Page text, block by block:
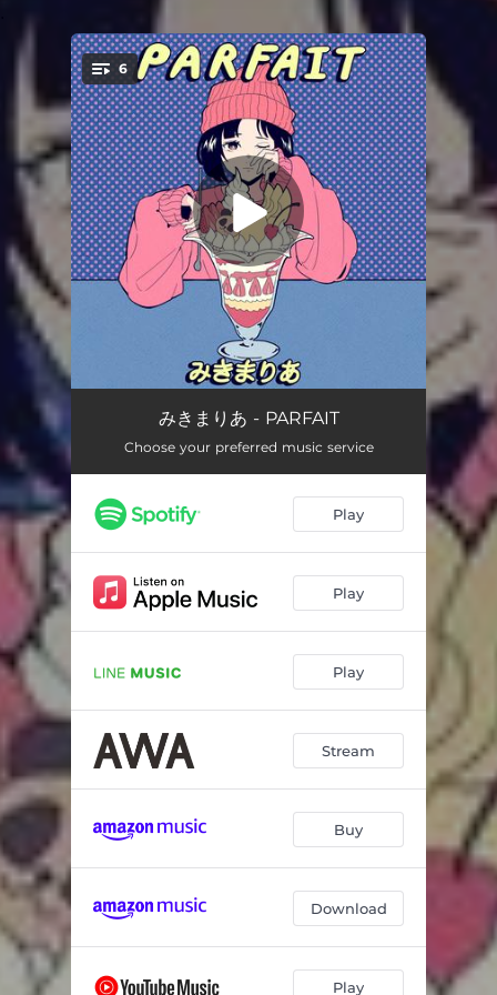
You're all set!
6
ナチュラルに愛して。
Strawberry Night 03:26
デソラテネス 03:13
ピーチネクター 03:28
センチメンタルセブンティーン 03:54
みきまりあ - PARFAIT
Choose your preferred music service
Play
Play
Play
Stream
Buy
Download
Play